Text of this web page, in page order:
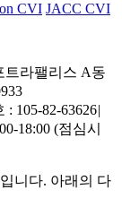
CVI JACC CVI
트라팰리스 A동
105-82-63626|
18:00 (점심시
니다. 아래의 다